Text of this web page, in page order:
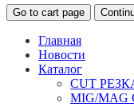
Go to cart page
Главная
Новости
Каталог
CUT
MIG/